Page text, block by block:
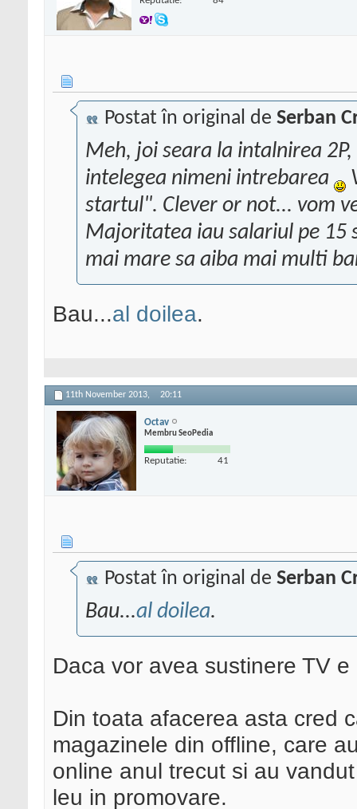
Postat în original de Serban
Meh, joi seara la intalnirea
intelegea nimeni intrebarea
startul". Clever or not... vom
Majoritatea iau salariul pe 15
mai mare sa aiba mai multi
Bau...al doilea.
11th November 2013, 20:11
Octav
Membru SeoPedia
Reputatie: 41
Postat în original de Serban
Bau...al doilea.
Daca vor avea sustinere TV
Din toata afacerea asta cred
magazinele din offline, care
online anul trecut si au
leu in promovare.